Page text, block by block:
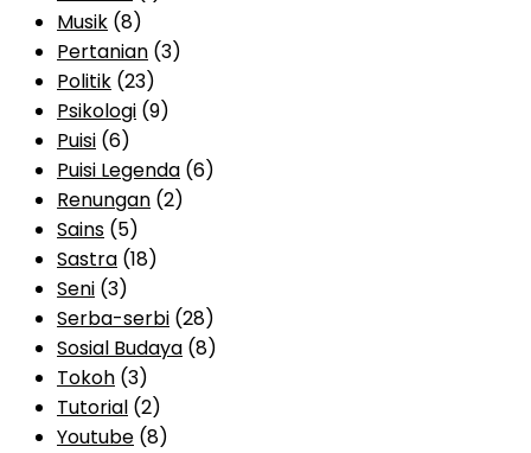
Musik (8)
Pertanian (3)
Politik (23)
Psikologi (9)
Puisi (6)
Puisi Legenda (6)
Renungan (2)
Sains (5)
Sastra (18)
Seni (3)
Serba-serbi (28)
Sosial Budaya (8)
Tokoh (3)
Tutorial (2)
Youtube (8)